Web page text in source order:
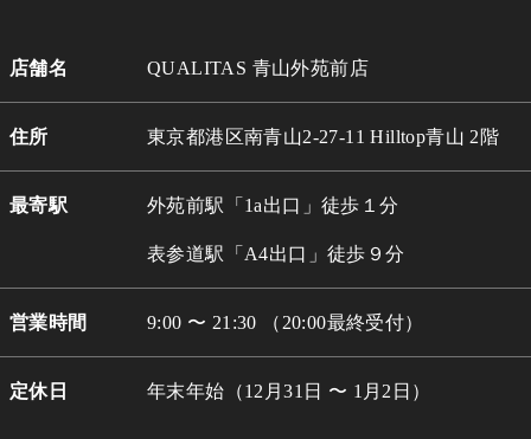
店舗名 QUALITAS 青山外苑前店
住所 東京都港区南青山2-27-11 Hilltop青山 2階
最寄駅 外苑前駅「1a出口」徒歩１分
表参道駅「A4出口」徒歩９分
営業時間 9:00 〜 21:30 （20:00最終受付）
定休日 年末年始（12月31日 〜 1月2日）